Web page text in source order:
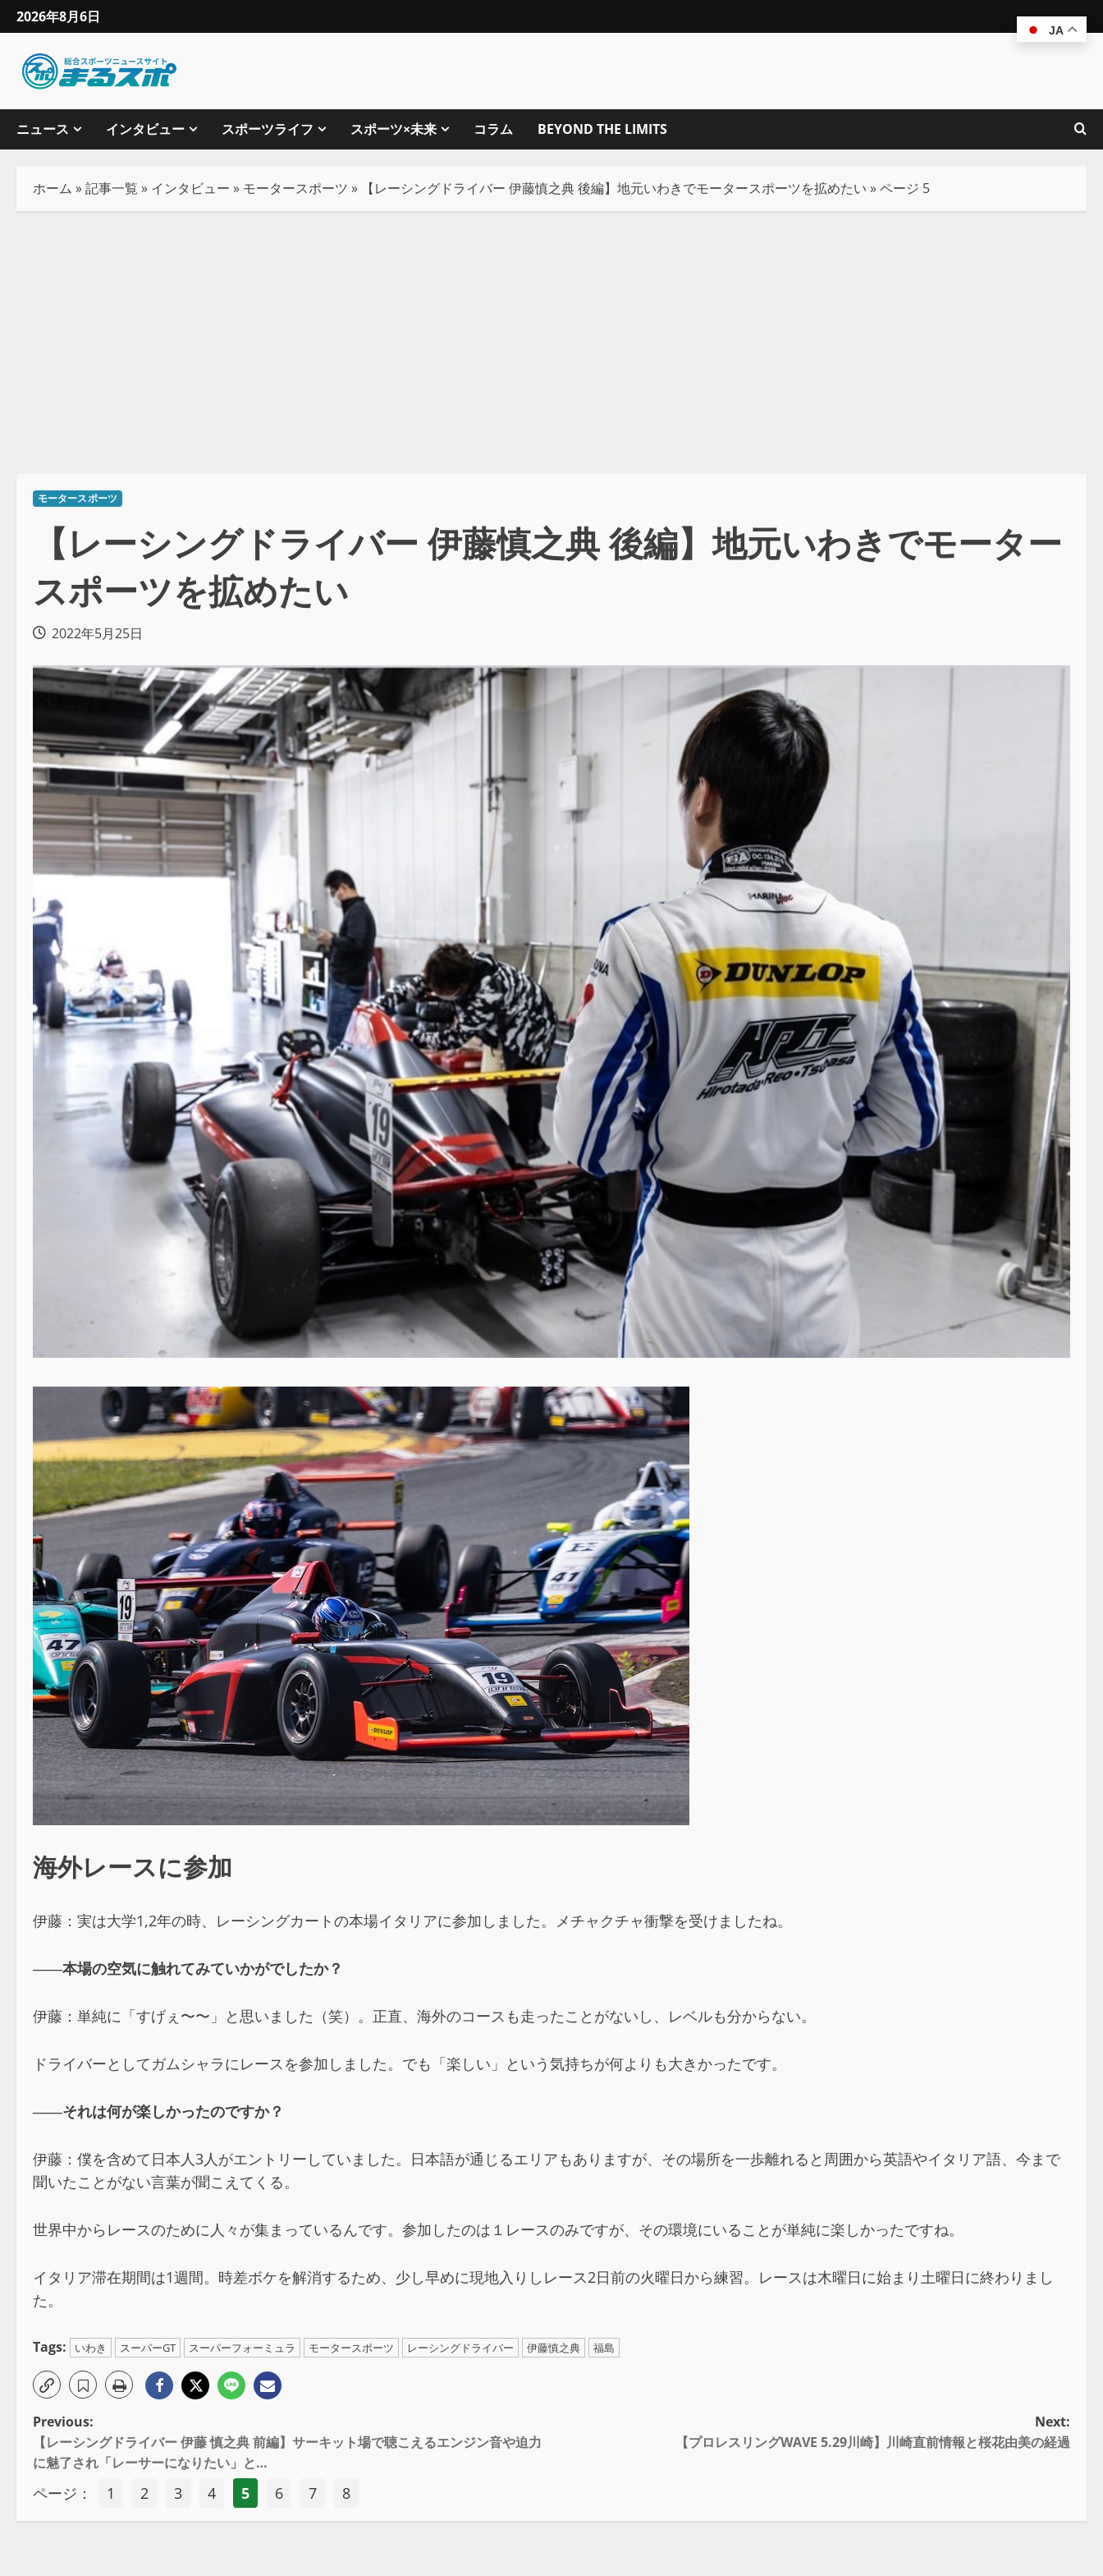
2026年8月6日
ニュース インタビュー スポーツライフ スポーツ×未来 コラム BEYOND THE LIMITS
ホーム »記事一覧 » インタビュー » モータースポーツ » 【レーシングドライバー 伊藤慎之典 後編】地元いわきでモータースポーツを拡めたい »ページ 5
モータースポーツ
【レーシングドライバー 伊藤慎之典 後編】地元いわきでモーター
スポーツを拡めたい
2022年5月25日
海外レースに参加
伊藤：実は大学1,2年の時、レーシングカートの本場イタリアに参加しました。メチャクチャ衝撃を受けましたね。
――本場の空気に触れてみていかがでしたか？
伊藤：単純に「すげぇ〜〜」と思いました（笑）。正直、海外のコースも走ったことがないし、レベルも分からない。
ドライバーとしてガムシャラにレースを参加しました。でも「楽しい」という気持ちが何よりも大きかったです。
――それは何が楽しかったのですか？
伊藤：僕を含めて日本人3人がエントリーしていました。日本語が通じるエリアもありますが、その場所を一歩離れると周囲から英語やイタリア語、今まで
聞いたことがない言葉が聞こえてくる。
世界中からレースのために人々が集まっているんです。参加したのは１レースのみですが、その環境にいることが単純に楽しかったですね。
イタリア滞在期間は1週間。時差ボケを解消するため、少し早めに現地入りしレース2日前の火曜日から練習。レースは木曜日に始まり土曜日に終わりまし
た。
Tags: いわき スーパーGT スーパーフォーミュラ モータースポーツ レーシングドライバー 伊藤慎之典 福島
Previous:
【レーシングドライバー 伊藤 慎之典 前編】サーキット場で聴こえるエンジン音や迫力
に魅了され「レーサーになりたい」と…
Next:
【プロレスリングWAVE 5.29川崎】川崎直前情報と桜花由美の経過
ページ： 1 2 3 4 5 6 7 8
JA